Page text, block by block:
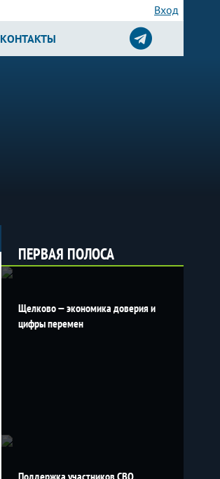
Вход
КОНТАКТЫ
ПЕРВАЯ ПОЛОСА
Щелково — экономика доверия и
цифры перемен
Поддержка участников СВО.